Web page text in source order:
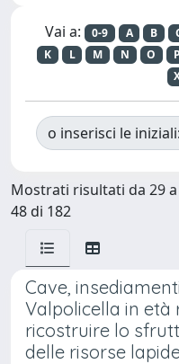
Vai a: 0-9 A B
K
L M N O P
o inserisci le iniziali:
Mostrati risultati da 29 a
48 di 182
Cave,
Valpolicella in età
ricostruire lo
delle risorse